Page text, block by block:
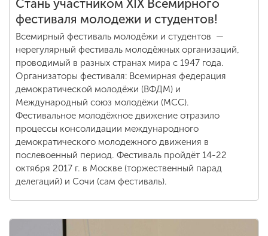
Стань участником XIX Всемирного
фестиваля молодежи и студентов!
Всемирный фестиваль молодёжи и студентов —
нерегулярный фестиваль молодёжных организаций,
проводимый в разных странах мира с 1947 года.
Организаторы фестиваля: Всемирная федерация
демократической молодёжи (ВФДМ) и
Международный союз молодёжи (МСС).
Фестивальное молодёжное движение отразило
процессы консолидации международного
демократического молодежного движения в
послевоенный период. Фестиваль пройдёт 14-22
октября 2017 г. в Москве (торжественный парад
делегаций) и Сочи (сам фестиваль).